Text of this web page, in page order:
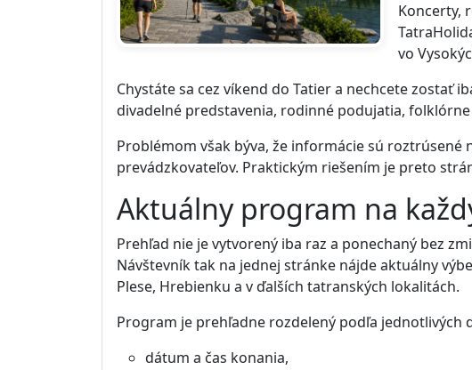
Koncerty,
vo
Chystáte sa cez víkend do Tatier a nechcete zostať
divadelné predstavenia, rodinné podujatia,
Problémom však býva, že informácie sú
prevádzkovateľov. Praktickým riešením je preto
Aktuálny program na
Prehľad nie je vytvorený iba raz a ponechaný bez
Návštevník tak na jednej stránke nájde aktuálny
Plese, Hrebienku a v ďalších tatranských lokalitách.
Program je prehľadne rozdelený podľa jednotlivých
dátum a čas konania,